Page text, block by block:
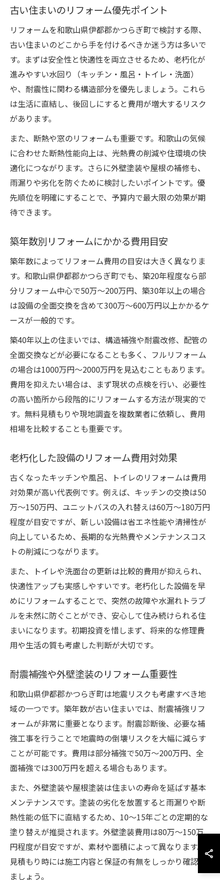
古い住まいのリフォーム優先ポイント
リフォームを和歌山県伊都郡かつらぎ町で検討する際、
古い住まいのどこから手を付けるべきか迷う方は多いで
す。まずは安全性と快適性を両立させるため、老朽化が
進みやすい水回り（キッチン・風呂・トイレ・洗面）
や、耐震性に関わる構造部分を優先しましょう。これら
は生活に直結し、後回しにすると費用が増大するリスク
があります。
また、断熱や窓のリフォームも重要です。和歌山の気候
に合わせた断熱性能向上は、光熱費の削減や住環境の快
適化につながります。さらに外壁塗装や屋根の補修も、
雨漏りや劣化を防ぐために検討したいポイントです。優
先順位を明確にすることで、予算内で最大限の効果が期
待できます。
築年数別リフォームにかかる費用目安
築年数によってリフォーム費用の目安は大きく異なりま
す。和歌山県伊都郡かつらぎ町でも、築20年程度なら部
分リフォーム中心で50万～200万円、築30年以上の場合
は設備の全面交換を含めて300万～600万円以上かかるケ
ースが一般的です。
築40年以上の住まいでは、構造補強や耐震改修、配管の
全面交換などが必要になることも多く、フルリフォーム
の場合は1000万円～2000万円を見込むこともあります。
費用を抑えたい場合は、まず現状の点検を行い、必要性
の高い箇所から段階的にリフォームする方法が現実的で
す。無料見積もりや現地調査を複数業者に依頼し、費用
相場を比較することも重要です。
老朽化した設備のリフォーム費用対効果
古くなったキッチンや風呂、トイレのリフォームは費用
対効果が高い代表例です。例えば、キッチンの交換は50
万～150万円、ユニットバスの入れ替えは60万～180万円
程度が目安ですが、新しい設備は省エネ性能や清掃性が
向上しているため、長期的な光熱費やメンテナンスコス
トの削減につながります。
また、トイレや洗面台の更新は比較的費用が抑えられ、
快適性アップも実感しやすいです。老朽化した設備を早
めにリフォームすることで、突然の故障や水漏れトラブ
ルを未然に防ぐことができ、安心して住み続けられる住
まいになります。初期投資を惜しまず、将来的な修理費
用や生活の質も考慮した判断が大切です。
耐震補強や外壁塗装のリフォーム重要性
和歌山県伊都郡かつらぎ町は地震リスクも考慮すべき地
域の一つです。築年数が古い住まいでは、耐震補強リフ
ォームが非常に重要となります。耐震診断後、必要な補
強工事を行うことで地震時の倒壊リスクを大幅に減らす
ことが可能です。費用は部分補強で50万～200万円、全
面補強では300万円を超える場合もあります。
また、外壁塗装や屋根塗装は住まいの寿命を延ばす基本
メンテナンスです。塗装の劣化を放置すると雨漏りや断
熱性能の低下に直結するため、10～15年ごとの定期的な
塗り替えが推奨されます。外壁塗装費用は80万～150万
円程度が目安ですが、素材や面積によって異なります。
見積もり時には施工内容と保証の有無をしっかり確認し
ましょう。